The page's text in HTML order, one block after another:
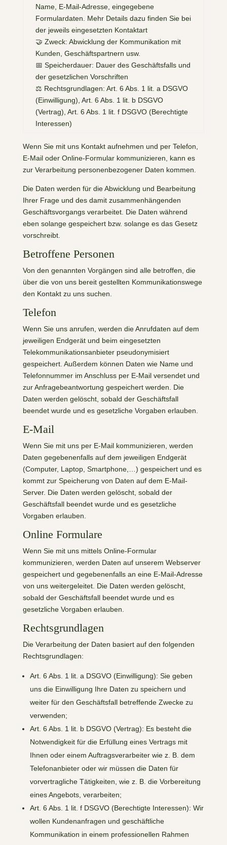
Name, E-Mail-Adresse, eingegebene
Formulardaten. Mehr Details dazu finden Sie bei
der jeweils eingesetzten Kontaktart
🤝 Zweck: Abwicklung der Kommunikation mit
Kunden, Geschäftspartnern usw.
📅 Speicherdauer: Dauer des Geschäftsfalls und
der gesetzlichen Vorschriften
⚖️ Rechtsgrundlagen: Art. 6 Abs. 1 lit. a DSGVO
(Einwilligung), Art. 6 Abs. 1 lit. b DSGVO
(Vertrag), Art. 6 Abs. 1 lit. f DSGVO (Berechtigte
Interessen)
Wenn Sie mit uns Kontakt aufnehmen und per Telefon,
E-Mail oder Online-Formular kommunizieren, kann es
zur Verarbeitung personenbezogener Daten kommen.
Die Daten werden für die Abwicklung und Bearbeitung
Ihrer Frage und des damit zusammenhängenden
Geschäftsvorgangs verarbeitet. Die Daten während
eben solange gespeichert bzw. solange es das Gesetz
vorschreibt.
Betroffene Personen
Von den genannten Vorgängen sind alle betroffen, die
über die von uns bereit gestellten Kommunikationswege
den Kontakt zu uns suchen.
Telefon
Wenn Sie uns anrufen, werden die Anrufdaten auf dem
jeweiligen Endgerät und beim eingesetzten
Telekommunikationsanbieter pseudonymisiert
gespeichert. Außerdem können Daten wie Name und
Telefonnummer im Anschluss per E-Mail versendet und
zur Anfragebeantwortung gespeichert werden. Die
Daten werden gelöscht, sobald der Geschäftsfall
beendet wurde und es gesetzliche Vorgaben erlauben.
E-Mail
Wenn Sie mit uns per E-Mail kommunizieren, werden
Daten gegebenenfalls auf dem jeweiligen Endgerät
(Computer, Laptop, Smartphone,…) gespeichert und es
kommt zur Speicherung von Daten auf dem E-Mail-
Server. Die Daten werden gelöscht, sobald der
Geschäftsfall beendet wurde und es gesetzliche
Vorgaben erlauben.
Online Formulare
Wenn Sie mit uns mittels Online-Formular
kommunizieren, werden Daten auf unserem Webserver
gespeichert und gegebenenfalls an eine E-Mail-Adresse
von uns weitergeleitet. Die Daten werden gelöscht,
sobald der Geschäftsfall beendet wurde und es
gesetzliche Vorgaben erlauben.
Rechtsgrundlagen
Die Verarbeitung der Daten basiert auf den folgenden
Rechtsgrundlagen:
Art. 6 Abs. 1 lit. a DSGVO (Einwilligung): Sie geben
uns die Einwilligung Ihre Daten zu speichern und
weiter für den Geschäftsfall betreffende Zwecke zu
verwenden;
Art. 6 Abs. 1 lit. b DSGVO (Vertrag): Es besteht die
Notwendigkeit für die Erfüllung eines Vertrags mit
Ihnen oder einem Auftragsverarbeiter wie z. B. dem
Telefonanbieter oder wir müssen die Daten für
vorvertragliche Tätigkeiten, wie z. B. die Vorbereitung
eines Angebots, verarbeiten;
Art. 6 Abs. 1 lit. f DSGVO (Berechtigte Interessen): Wir
wollen Kundenanfragen und geschäftliche
Kommunikation in einem professionellen Rahmen